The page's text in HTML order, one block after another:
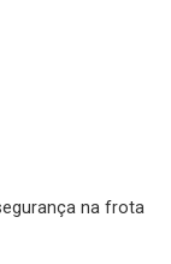
na frota